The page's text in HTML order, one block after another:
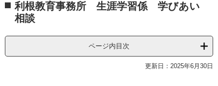
文 利根教育事務所 生涯学習係 学びあい
相談
ページ内目次
更新日：2025年6月30日